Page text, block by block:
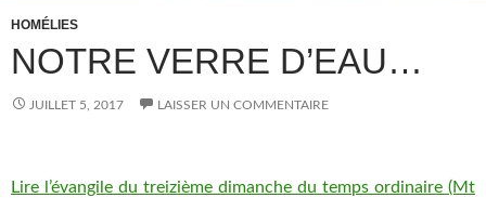
HOMÉLIES
NOTRE VERRE D’EAU…
JUILLET 5, 2017 LAISSER UN COMMENTAIRE
Lire l’évangile du treizième dimanche du temps ordinaire (Mt